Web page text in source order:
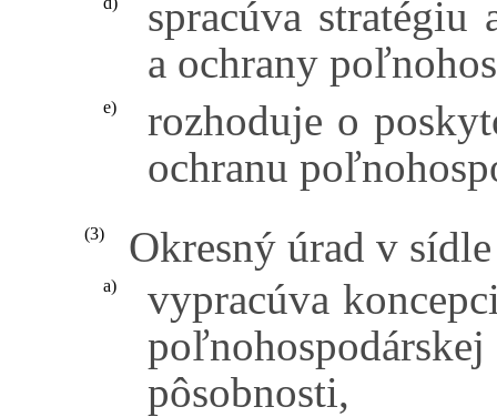
spracúva stratégiu
a ochrany
e)
rozhoduje o
ochranu
(3) Okresný úrad v
a)
vypracúva
pôsobnosti,